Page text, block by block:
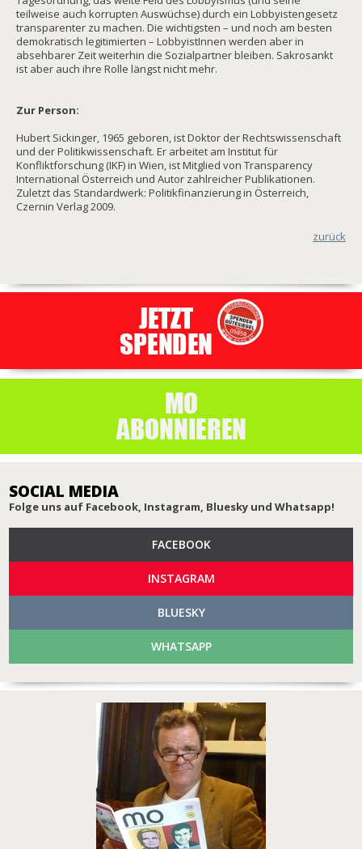
teilweise auch korrupten Auswüchse) durch ein Lobbyistengesetz
transparenter zu machen. Die wichtigsten – und noch am besten
demokratisch legitimierten – LobbyistInnen werden aber in
absehbarer Zeit weiterhin die Sozialpartner bleiben. Sakrosankt
ist aber auch ihre Rolle längst nicht mehr.
Zur Person:
Hubert Sickinger, 1965 geboren, ist Doktor der Rechtswissenschaft
und der Politikwissenschaft. Er arbeitet am Institut für
Konfliktforschung (IKF) in Wien, ist Mitglied von Transparency
International Österreich und Autor zahlreicher Publikationen.
Zuletzt das Standardwerk: Politikfinanzierung in Österreich,
Czernin Verlag 2009.
zurück
SOCIAL MEDIA
Folge uns auf Facebook, Instagram, Bluesky und Whatsapp!
FACEBOOK
INSTAGRAM
BLUESKY
WHATSAPP